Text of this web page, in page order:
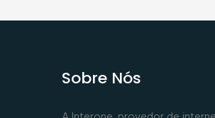
Sobre Nós